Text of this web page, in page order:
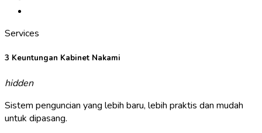
Services
3 Keuntungan Kabinet Nakami
hidden
Sistem penguncian yang lebih baru, lebih praktis dan mudah
untuk dipasang.